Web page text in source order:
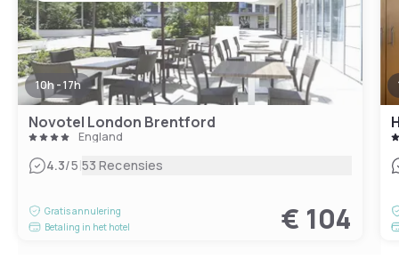
10h - 17h
Novotel London Brentford
England
4.3/5|53 Recensies
Gratis annulering
Betaling in het hotel
€ 104